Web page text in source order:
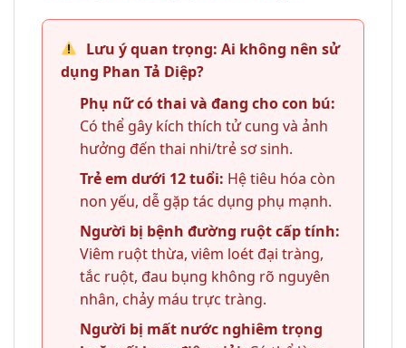
Lưu ý quan trọng: Ai không nên sử
dụng Phan Tả Diệp?
Phụ nữ có thai và đang cho con bú:
Có thể gây kích thích tử cung và ảnh
hưởng đến thai nhi/trẻ sơ sinh.
Trẻ em dưới 12 tuổi: Hệ tiêu hóa còn
non yếu, dễ gặp tác dụng phụ mạnh.
Người bị bệnh đường ruột cấp tính:
Viêm ruột thừa, viêm loét đại tràng,
tắc ruột, đau bụng không rõ nguyên
nhân, chảy máu trực tràng.
Người bị mất nước nghiêm trọng